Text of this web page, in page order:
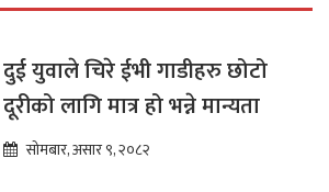
दुई युवाले चिरे ईभी गाडीहरु छोटो
दूरीको लागि मात्र हो भन्ने मान्यता
सोमबार, असार ९, २०८२